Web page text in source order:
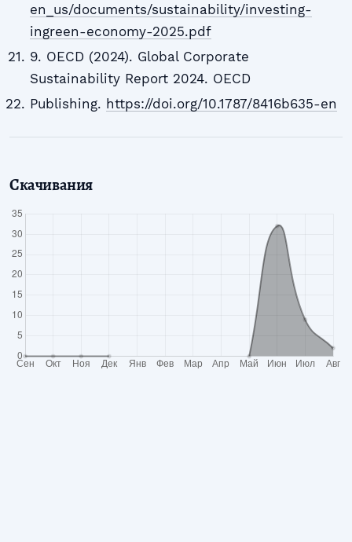
en_us/documents/sustainability/investing-
ingreen-economy-2025.pdf
9. OECD (2024). Global Corporate
Sustainability Report 2024. OECD
Publishing. https://doi.org/10.1787/8416b635-en
Скачивания